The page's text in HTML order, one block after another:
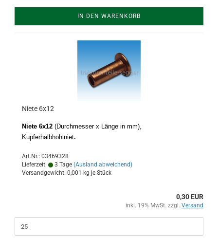
IN DEN WARENKORB
Niete 6x12
Niete 6x12 (Durchmesser x Länge in mm),
Kupferhalbhohlniet.
Art.Nr.: 03469328
Lieferzeit:
3 Tage (Ausland abweichend)
Versandgewicht: 0,001 kg je Stück
0,30 EUR
inkl. 19% MwSt. zzgl. Versand